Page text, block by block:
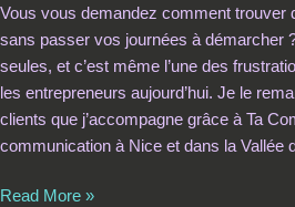
Vous vous demandez comment trouver
sans passer vos journées à démarcher
seules, et c’est même l’une des
les entrepreneurs aujourd’hui. Je le
clients que j’accompagne grâce à Ta
communication à Nice et dans la Vallée
Read More »